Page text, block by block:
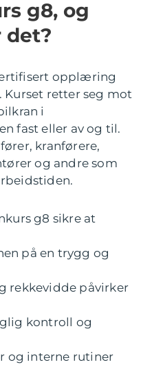
g8, og
det?
opplæring
Kurset retter seg mot
i
fast eller av og til.
kranførere,
og andre som
g8 sikre at
på en trygg og
rekkevidde påvirker
kontroll og
og interne rutiner